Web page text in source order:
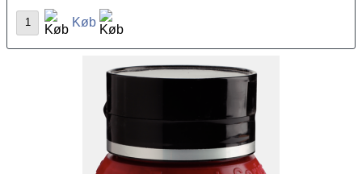
cement.
Når du søger efter den bedste kvalitet inden for
akrylmaling, er Amsterdam Expert serien et sikkert valg.
Serien er fremstillet med høje koncentrationer af
pigermener med de højeste grader af lysægthed.
Amsterdam ekspert serien, kan ligesom de resterende
Amsterdam serier blandes med vand og
malermidler.
Køb